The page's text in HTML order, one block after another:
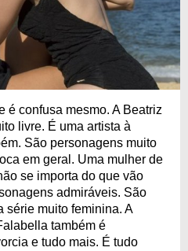
é confusa mesmo. A Beatriz
livre. É uma artista à
São personagens muito
em geral. Uma mulher de
se importa do que vão
admiráveis. São
série muito feminina. A
também é
e tudo mais. É tudo